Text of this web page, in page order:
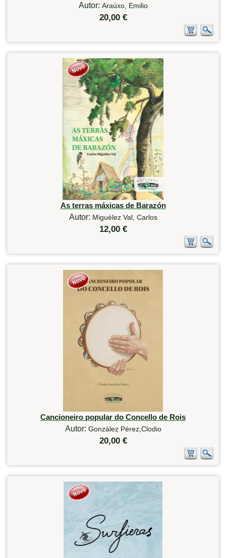
Autor: Araúxo, Emilio
20,00 €
As terras máxicas de Barazón
Autor: Miguélez Val, Carlos
12,00 €
Cancioneiro popular do Concello de Rois
Autor: González Pérez,Clodio
20,00 €